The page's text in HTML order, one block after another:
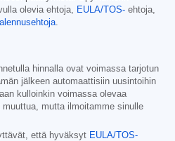
olevia ehtoja, EULA/TOS- ehtoja,
alennusehtoja.
hinnalla ovat voimassa tarjotun
jälkeen automaattisiin uusintoihin
kulloinkin voimassa olevaa
mutta ilmoitamme sinulle
että hyväksyt EULA/TOS-